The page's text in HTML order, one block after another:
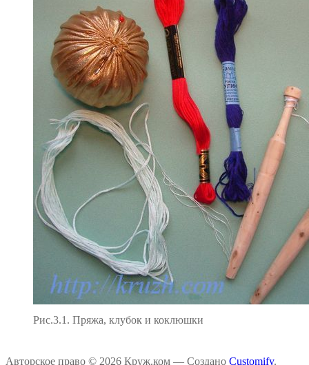
Рис.3.1. Пряжа, клубок и коклюшки
Авторское право © 2026 Круж.ком — Создано Customify.